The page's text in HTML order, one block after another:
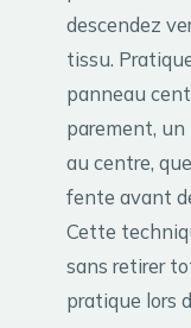
descendez
tissu.
panneau
parement,
au centre,
fente avant
Cette
sans retirer
pratique lors